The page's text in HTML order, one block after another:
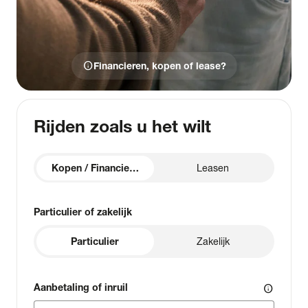
infoFinancieren, kopen of lease?
Rijden zoals u het wilt
Kopen / Financieren Leasen
Particulier of zakelijk
Particulier Zakelijk
Aanbetaling of inruil info